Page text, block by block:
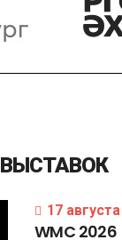
ВЫСТАВОК
17
WMC 2026